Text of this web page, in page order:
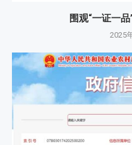
围观“一证一
2025